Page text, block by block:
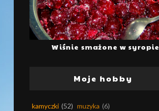
Wiśnie smażone w syropie
Moje hobby
kamyczki (52) muzyka (6)